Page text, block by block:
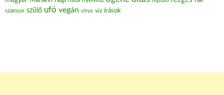
számsor szülő ufó vegán vírus víz írások